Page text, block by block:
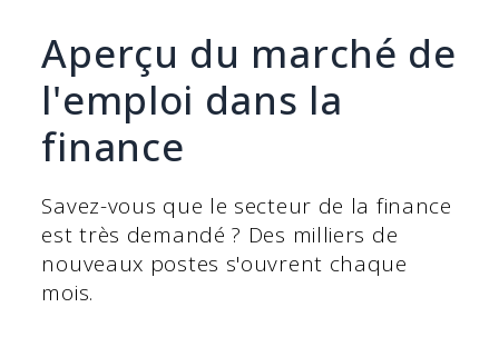
Aperçu du marché de
l'emploi dans la
finance
Savez-vous que le secteur de la finance
est très demandé ? Des milliers de
nouveaux postes s'ouvrent chaque
mois.